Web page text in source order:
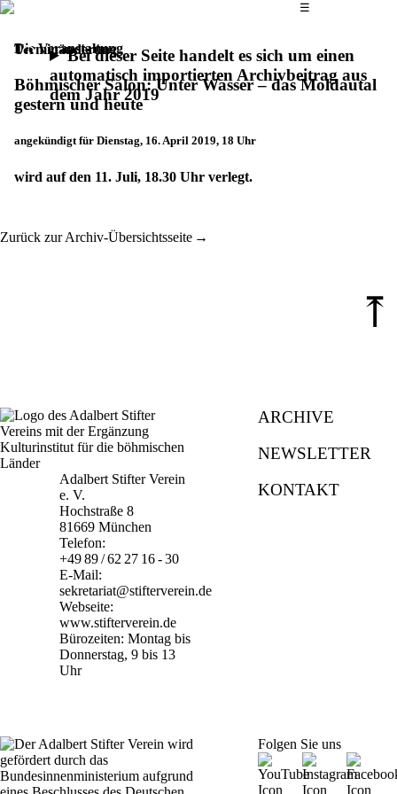
Das
☰
Bei dieser Seite handelt es sich um einen
automatisch importierten Archivbeitrag aus
dem Jahr 2019
Terminänderung
Die Veranstaltung
Böhmischer Salon: Unter Wasser – das Moldautal
gestern und heute
angekündigt für Dienstag, 16. April 2019, 18 Uhr
wird auf den 11. Juli, 18.30 Uhr verlegt.
Zurück zur Archiv-Übersichtsseite
⤒
Adalbert Stifter Verein
e. V.
Hochstraße 8
81669 München
Telefon:
+49 89 / 62 27 16 - 30
E-Mail:
sekretariat@stifterverein.de
Webseite:
www.stifterverein.de
Bürozeiten: Montag bis
Donnerstag, 9 bis 13
Uhr
ARCHIVE
NEWSLETTER
KONTAKT
Folgen Sie uns